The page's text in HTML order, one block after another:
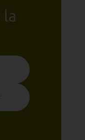
est l’un